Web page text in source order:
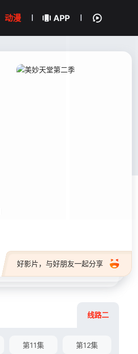
动漫 APP
好影片，与好朋友一起分享
线路二
第11集 第12集